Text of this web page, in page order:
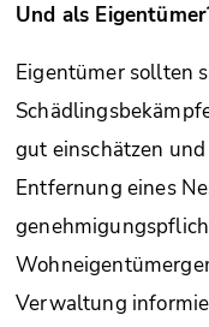
Und als
Eigentümer sollten
gut einschätzen
Entfernung eines
Verwaltung